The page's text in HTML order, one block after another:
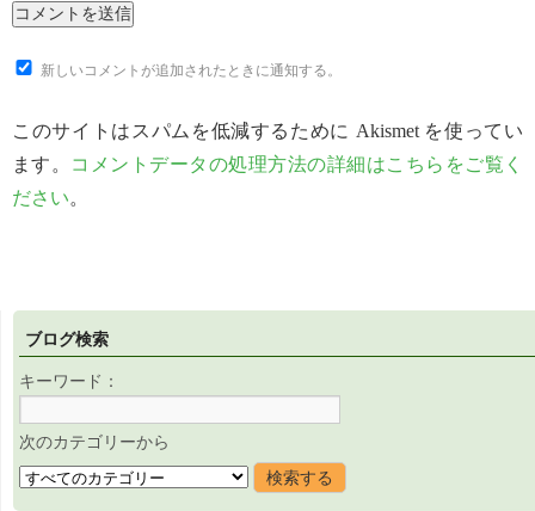
新しいコメントが追加されたときに通知する。
このサイトはスパムを低減するために Akismet を使ってい
ます。 コメントデータの処理方法の詳細はこちらをご覧く
ださい。
ブログ検索
キーワード：
次のカテゴリーから